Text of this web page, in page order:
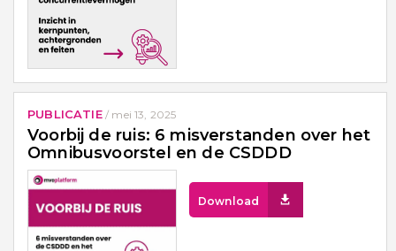
PUBLICATIE/ mei 13, 2025
Voorbij de ruis: 6 misverstanden over het
Omnibusvoorstel en de CSDDD
Download